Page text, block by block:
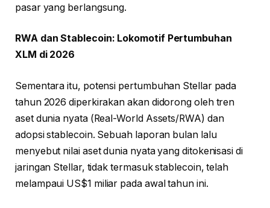
pasar yang berlangsung.
RWA dan Stablecoin: Lokomotif Pertumbuhan
XLM di 2026
Sementara itu, potensi pertumbuhan Stellar pada
tahun 2026 diperkirakan akan didorong oleh tren
aset dunia nyata (Real-World Assets/RWA) dan
adopsi stablecoin. Sebuah laporan bulan lalu
menyebut nilai aset dunia nyata yang ditokenisasi di
jaringan Stellar, tidak termasuk stablecoin, telah
melampaui US$1 miliar pada awal tahun ini.